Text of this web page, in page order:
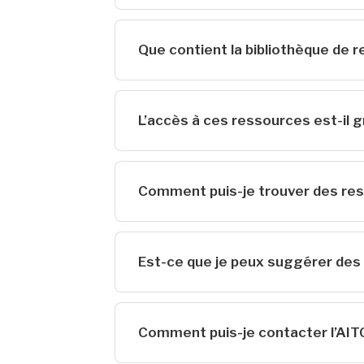
Que contient la bibliothèque de
L’accès à ces ressources est-il
Comment puis-je trouver des
Est-ce que je peux suggérer
Comment puis-je contacter